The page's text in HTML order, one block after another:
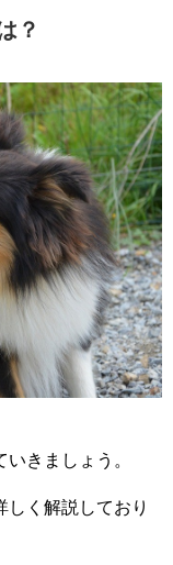
？
きましょう。
く解説しており